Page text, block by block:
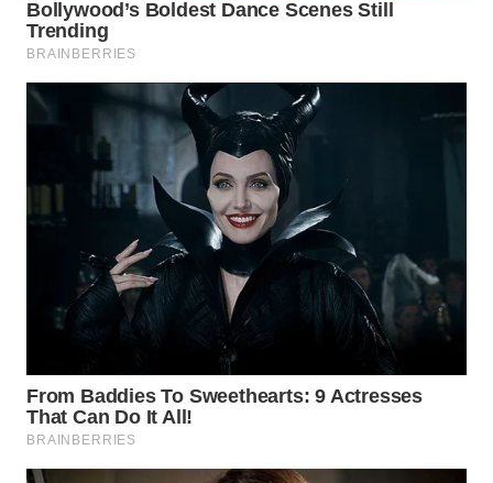
ID
CO ID
NET
SPORT
WAHANA
WAHANA
SELEB